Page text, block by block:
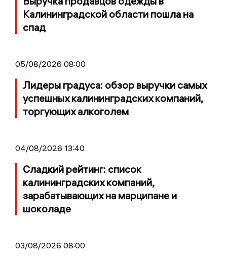
Калининградской области пошла на
спад
05/08/2026 08:00
Лидеры градуса: обзор выручки самых
успешных калининградских компаний,
торгующих алкоголем
04/08/2026 13:40
Сладкий рейтинг: список
калининградских компаний,
зарабатывающих на марципане и
шоколаде
03/08/2026 08:00